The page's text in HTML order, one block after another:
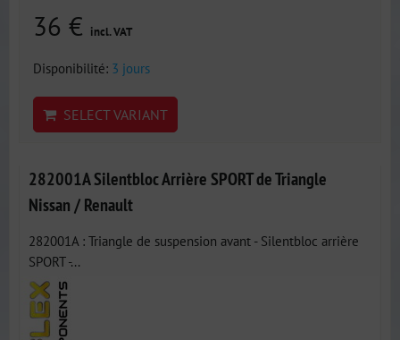
36 € incl. VAT
Disponibilité: 3 jours
SELECT VARIANT
282001A Silentbloc Arrière SPORT de Triangle
Nissan / Renault
282001A : Triangle de suspension avant - Silentbloc arrière
SPORT -...